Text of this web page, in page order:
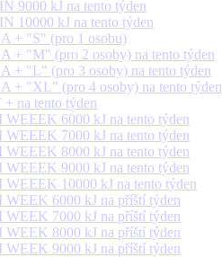
9000 kJ na tento týden
10000 kJ na tento týden
+ "S" (pro 1 osobu)
+ "M" (pro 2 osoby) na tento týden
+ "L" (pro 3 osoby) na tento týden
+ "XL" (pro 4 osoby) na tento týden
na tento týden
6000 kJ na tento týden
7000 kJ na tento týden
8000 kJ na tento týden
9000 kJ na tento týden
10000 kJ na tento týden
6000 kJ na příští týden
7000 kJ na příští týden
8000 kJ na příští týden
9000 kJ na příští týden